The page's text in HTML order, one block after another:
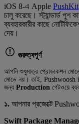
iOS 8-এ Apple PushKit
চালু করেছে। স্ট্যান্ডার্ড পুশ
ব্যবহারকারীর কাছে
দেয়।
গুরুত্বপূর্ণ
আপনি শুধুমাত্র প্রোডাকশন মোডে
মোডে নয়। তাই, Pushwoosh
জন্য Production গেটওয়ে
১. আপনার প্রজেক্টে
Swift Package